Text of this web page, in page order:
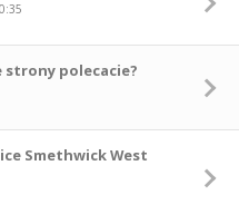
strony polecacie?
Smethwick West